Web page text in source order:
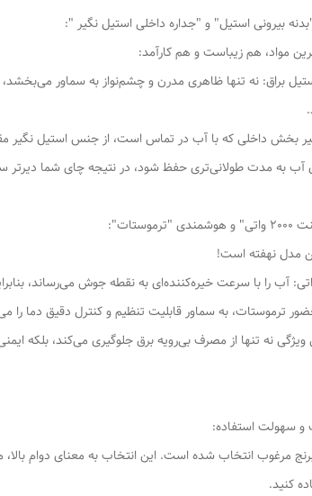
مواد، هم زیباست و هم کارآمد:
براق: نه تنها ظاهری مدرن و چشم‌نواز به سماور
بخش داخلی که با آب در تماس است، از جنس استیل نگیر
آب به مدت طولانی‌تری حفظ شود، در نتیجه چای شما
مدل نهفته است!
ترموستات، به سماور قابلیت تنظیم و کنترل دقیق دما
ویژگی نه تنها از مصرف بی‌رویه برق جلوگیری می‌کند، بلکه
مرغوب انتخاب شده است. این انتخاب به معنای دوام بالا،
کنید.